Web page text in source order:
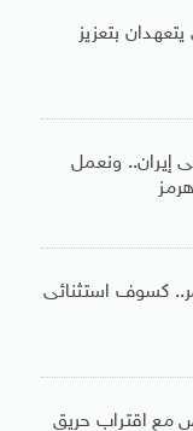
بتعزيز
ونعمل
كسوف استثنائى
ألف شخص مع اقتراب حريق